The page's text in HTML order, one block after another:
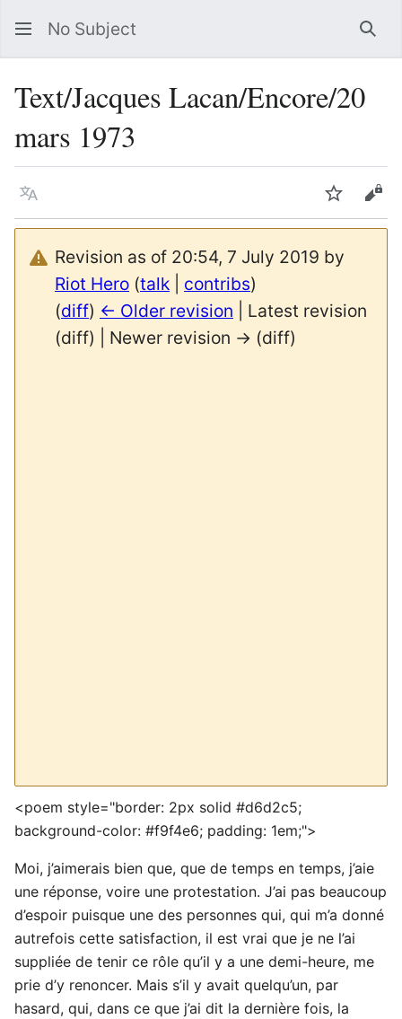
No Subject
Text/Jacques Lacan/Encore/20
mars 1973
Language Watch
Revision as of 20:54, 7 July 2019 by
Riot Hero (talk contribs)
(diff) ← Older revision | Latest revision
(diff) | Newer revision → (diff)
<poem style="border: 2px solid #d6d2c5;
background-color: #f9f4e6; padding: 1em;">
Moi, j’aimerais bien que, que de temps en temps, j’aie
une réponse, voire une protestation. J’ai pas beaucoup
d’espoir puisque une des personnes qui, qui m’a donné
autrefois cette satisfaction, il est vrai que je ne l’ai
suppliée de tenir ce rôle qu’il y a une demi-heure, me
prie d’y renoncer. Mais s’il y avait quelqu’un, par
hasard, qui, dans ce que j’ai dit la dernière fois, la